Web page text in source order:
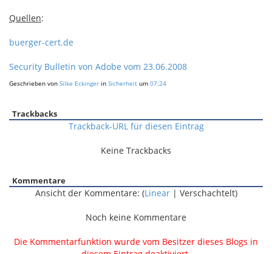
Quellen:
buerger-cert.de
Security Bulletin von Adobe vom 23.06.2008
Geschrieben von Silke Eckinger in Sicherheit um 07:24
Trackbacks
Trackback-URL für diesen Eintrag
Keine Trackbacks
Kommentare
Ansicht der Kommentare: (Linear| Verschachtelt)
Noch keine Kommentare
Die Kommentarfunktion wurde vom Besitzer dieses Blogs in